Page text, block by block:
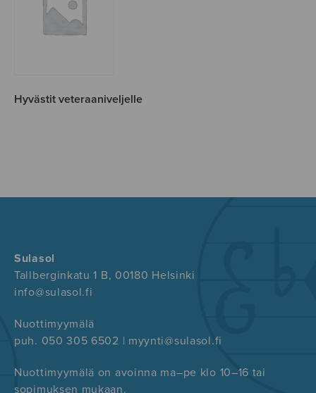
Hyvästit veteraaniveljelle
Sulasol
Tallberginkatu 1 B, 00180 Helsinki
info@sulasol.fi
Nuottimyymälä
puh. 050 305 6502 | myynti@sulasol.fi
Nuottimyymälä on avoinna ma–pe klo 10–16 tai
sopimuksen mukaan.